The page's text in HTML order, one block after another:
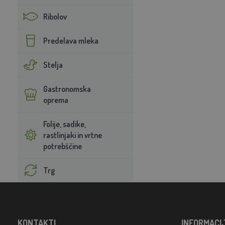
Ribolov
Predelava mleka
Stelja
Gastronomska
oprema
Folije, sadike,
rastlinjaki in vrtne
potrebščine
Trg